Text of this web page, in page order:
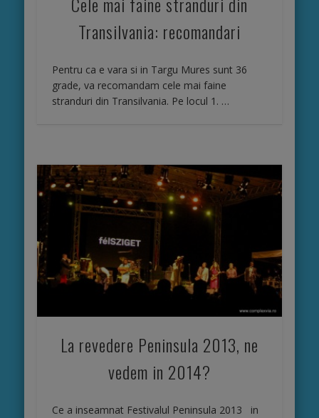
Transilvania: recomandari
Pentru ca e vara si in Targu Mures sunt 36
grade, va recomandam cele mai faine
stranduri din Transilvania. Pe locul 1. …
La revedere Peninsula 2013, ne
vedem in 2014?
Ce a inseamnat Festivalul Peninsula 2013 in